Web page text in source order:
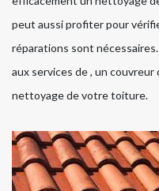
peut aussi profiter pour
réparations sont
aux services de , un
nettoyage de votre toiture.